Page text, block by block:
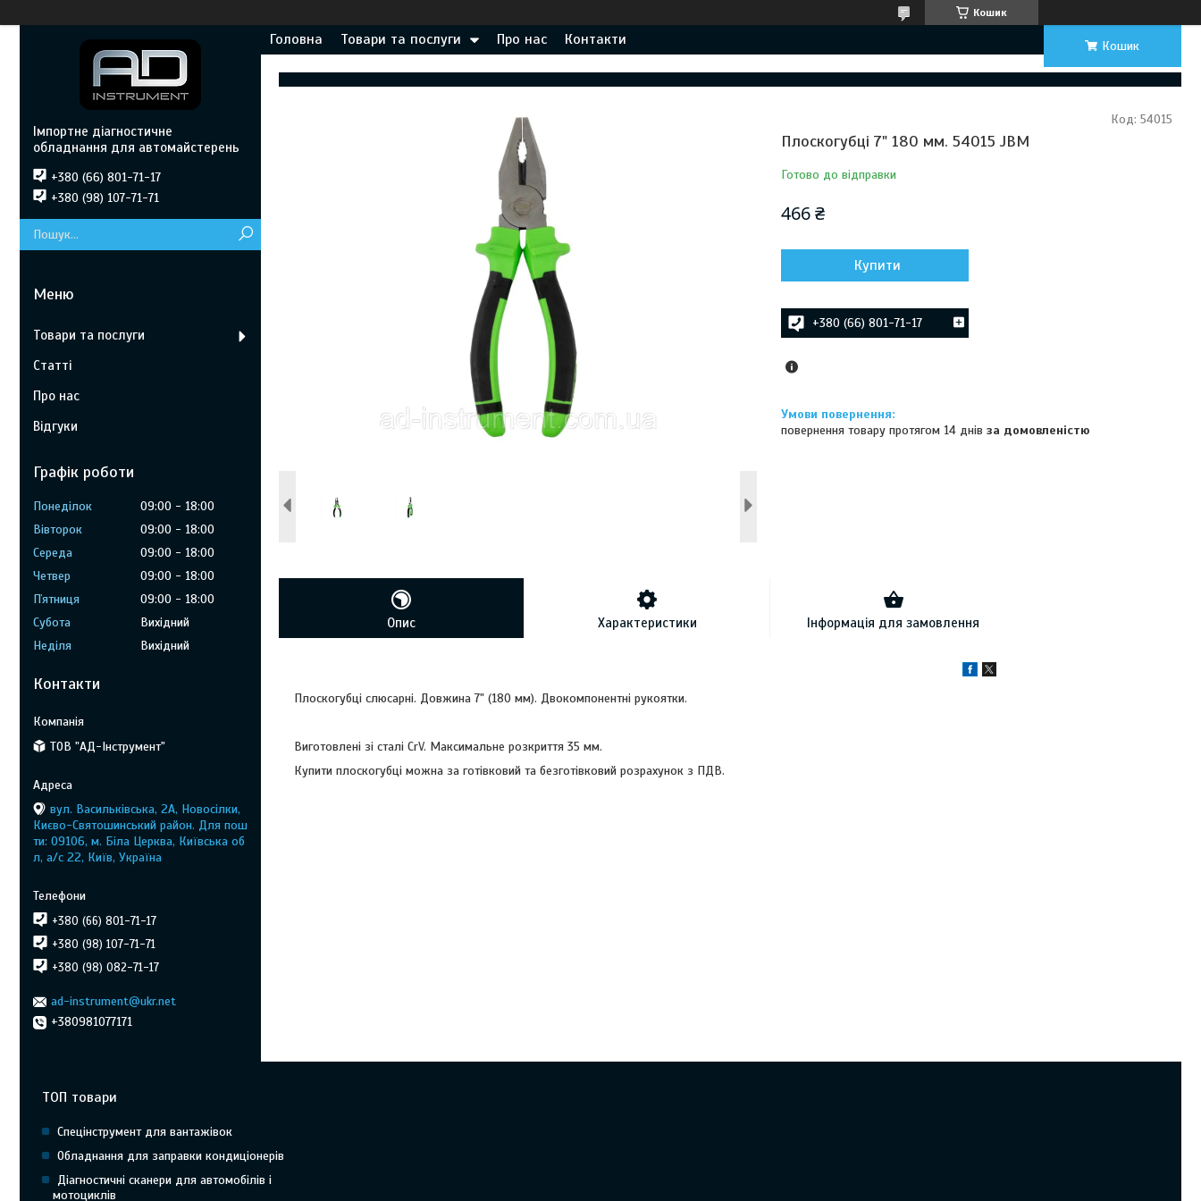
Кошик
Головна Товари та послуги Про нас Контакти Кошик
Плоскогубці 7" 180 мм. 54015 JBM
Готово до відправки
Код: 54015
466 ₴
Купити
+380 (66) 801-71-17
повернення товару протягом 14 днівза домовленістю
Опис Характеристики Інформація для замовлення
Плоскогубці слюсарні. Довжина 7" (180 мм). Двокомпонентні рукоятки.
Виготовлені зі сталі CrV. Максимальне розкриття 35 мм.
Купити плоскогубці можна за готівковий та безготівковий розрахунок з ПДВ.
Імпортне діагностичне
обладнання для автомайстерень
+380 (66) 801-71-17
+380 (98) 107-71-71
Товари та послуги
Статті
Про нас
Відгуки
Графік роботи
Понеділок 09:00
18:00
Вівторок
09:00
18:00
Середа
09:00
18:00
Четвер
09:00
18:00
Пʼятниця
09:00
18:00
Субота
Вихідний
Неділя
Вихідний
Контакти
ТОВ "АД-Інструмент"
вул. Васильківська, 2А, Новосілки,
Києво-Святошинський район. Для пош
ти: 09106, м. Біла Церква, Київська об
л, а/с 22, Київ, Україна
+380 (66) 801-71-17
+380 (98) 107-71-71
+380 (98) 082-71-17
ad-instrument@ukr.net
+380981077171
ТОП товари
Спецінструмент для вантажівок
Обладнання для заправки кондиціонерів
Діагностичні сканери для автомобілів і
мотоциклів